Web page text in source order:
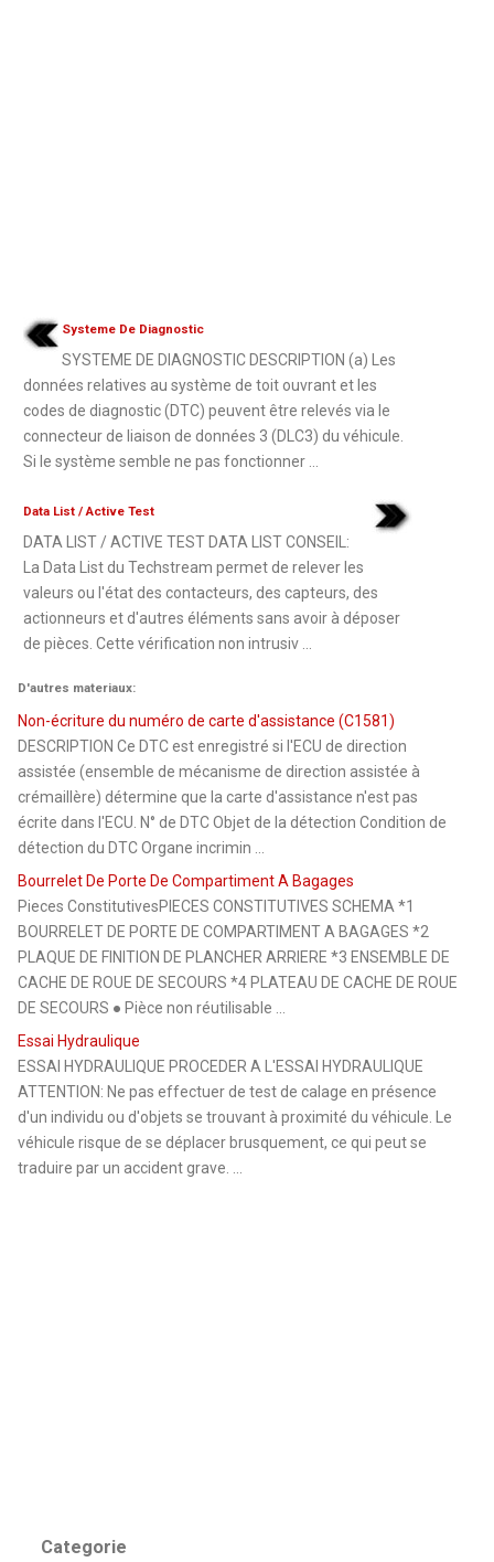
Systeme De Diagnostic
SYSTEME DE DIAGNOSTIC DESCRIPTION (a) Les
données relatives au système de toit ouvrant et les
codes de diagnostic (DTC) peuvent être relevés via le
connecteur de liaison de données 3 (DLC3) du véhicule.
Si le système semble ne pas fonctionner ...
Data List / Active Test
DATA LIST / ACTIVE TEST DATA LIST CONSEIL:
La Data List du Techstream permet de relever les
valeurs ou l'état des contacteurs, des capteurs, des
actionneurs et d'autres éléments sans avoir à déposer
de pièces. Cette vérification non intrusiv ...
D'autres materiaux:
Non-écriture du numéro de carte d'assistance (C1581)
DESCRIPTION Ce DTC est enregistré si l'ECU de direction
assistée (ensemble de mécanisme de direction assistée à
crémaillère) détermine que la carte d'assistance n'est pas
écrite dans l'ECU. N° de DTC Objet de la détection Condition de
détection du DTC Organe incrimin ...
Bourrelet De Porte De Compartiment A Bagages
Pieces ConstitutivesPIECES CONSTITUTIVES SCHEMA *1
BOURRELET DE PORTE DE COMPARTIMENT A BAGAGES *2
PLAQUE DE FINITION DE PLANCHER ARRIERE *3 ENSEMBLE DE
CACHE DE ROUE DE SECOURS *4 PLATEAU DE CACHE DE ROUE
DE SECOURS ● Pièce non réutilisable ...
Essai Hydraulique
ESSAI HYDRAULIQUE PROCEDER A L'ESSAI HYDRAULIQUE
ATTENTION: Ne pas effectuer de test de calage en présence
d'un individu ou d'objets se trouvant à proximité du véhicule. Le
véhicule risque de se déplacer brusquement, ce qui peut se
traduire par un accident grave. ...
Categorie